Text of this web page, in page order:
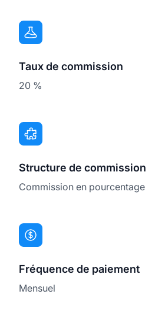
Taux de commission
20 %
Structure de commission
Commission en pourcentage
Fréquence de paiement
Mensuel